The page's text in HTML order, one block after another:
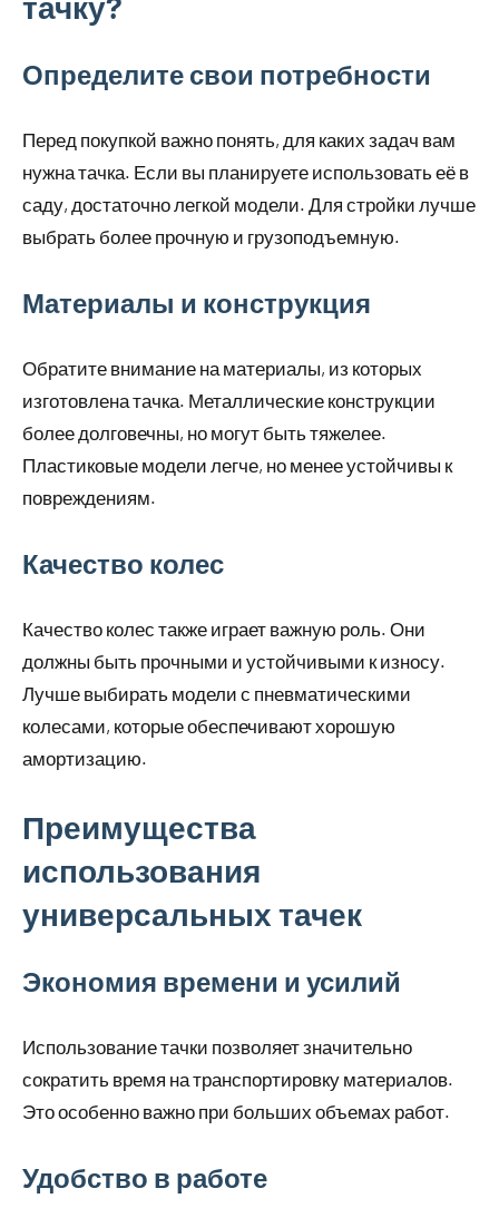
Определите свои потребности
Перед покупкой важно понять, для каких задач вам
нужна тачка. Если вы планируете использовать её в
саду, достаточно легкой модели. Для стройки лучше
выбрать более прочную и грузоподъемную.
Материалы и конструкция
Обратите внимание на материалы, из которых
изготовлена тачка. Металлические конструкции
более долговечны, но могут быть тяжелее.
Пластиковые модели легче, но менее устойчивы к
повреждениям.
Качество колес
Качество колес также играет важную роль. Они
должны быть прочными и устойчивыми к износу.
Лучше выбирать модели с пневматическими
колесами, которые обеспечивают хорошую
амортизацию.
Преимущества
использования
универсальных тачек
Экономия времени и усилий
Использование тачки позволяет значительно
сократить время на транспортировку материалов.
Это особенно важно при больших объемах работ.
Удобство в работе